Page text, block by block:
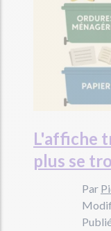
L'affiche
plus se
Par